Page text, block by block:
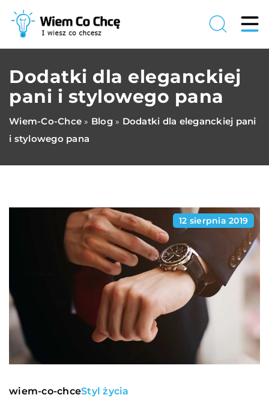
Dodatki dla eleganckiej
pani i stylowego pana
Wiem-Co-Chce » Blog» Dodatki dla eleganckiej pani
i stylowego pana
12 sierpnia 2019
wiem-co-chceStyl życia